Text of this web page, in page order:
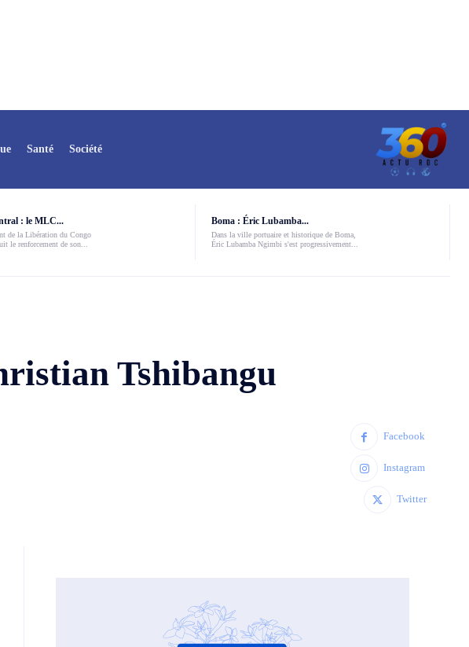
Santé Société
: le MLC...
de la Libération du Congo
le renforcement de son...
Boma : Éric Lubamba...
Dans la ville portuaire et historique de Boma,
Éric Lubamba Ngimbi s'est progressivement...
Tshibangu
Facebook
Instagram
Twitter